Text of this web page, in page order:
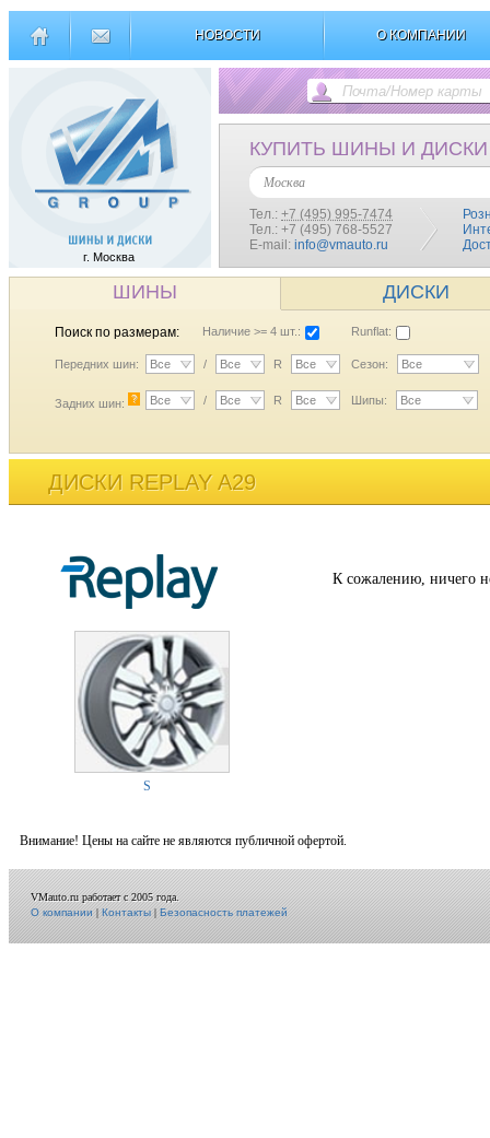
НОВОСТИ О КОМПАНИИ
г. Москва
КУПИТЬ ШИНЫ И ДИСКИ
Москва
Тел.: +7 (495) 995-7474
Тел.: +7 (495) 768-5527
E-mail: info@vmauto.ru
ШИНЫ ДИСКИ
Поиск по размерам: Наличие >= 4 шт.: Runflat:
Передних шин: Все / Все R Все Сезон: Все
Задних шин: ? Все / Все R Все Шипы: Все
ДИСКИ REPLAY A29
S
К сожалению, ничего
Внимание! Цены на сайте не являются публичной офертой.
VMauto.ru работает с 2005 года.
О компании|Контакты|Безопасность платежей